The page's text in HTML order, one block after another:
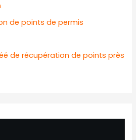
de points de permis
de récupération de points près